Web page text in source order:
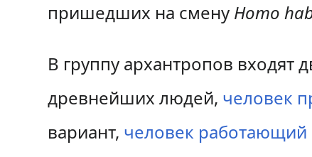
пришедших на смену Homo
В группу архантропов входят
древнейших людей, человек
вариант, человек работающий